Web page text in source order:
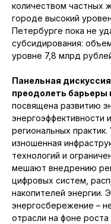
количеством частных
городе высокий
Петербурге пока не
субсидирования:
уровне 7,8 млрд
Панельная
преодолеть барьеры
посвящена развитию
региональных
изношенная
технологий и
мешают внедрению
цифровых систем,
накопителей энергии.
энергосбережение –
отрасли на фоне